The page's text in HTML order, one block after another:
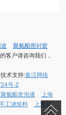
聚氨酯密封胶
客户请咨询我们，
技术支持:秦汉网络
号-2
聚氨酯发泡液
上海
工浇筑料
上海盛